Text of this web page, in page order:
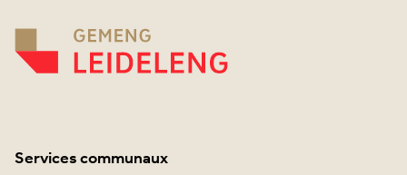
Services communaux